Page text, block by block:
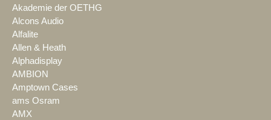
Akademie der OETHG
Alcons Audio
Alfalite
Allen & Heath
Alphadisplay
AMBION
Amptown Cases
ams Osram
AMX